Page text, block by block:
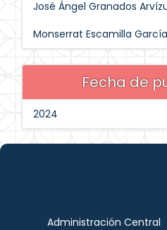
José Ángel Granados
Monserrat Escamilla García
Fecha de
2024
Administración Central